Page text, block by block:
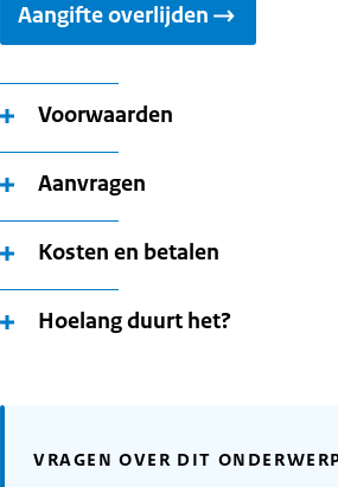
Aangifte overlijden
Voorwaarden
Aanvragen
Kosten en betalen
Hoelang duurt het?
VRAGEN OVER DIT